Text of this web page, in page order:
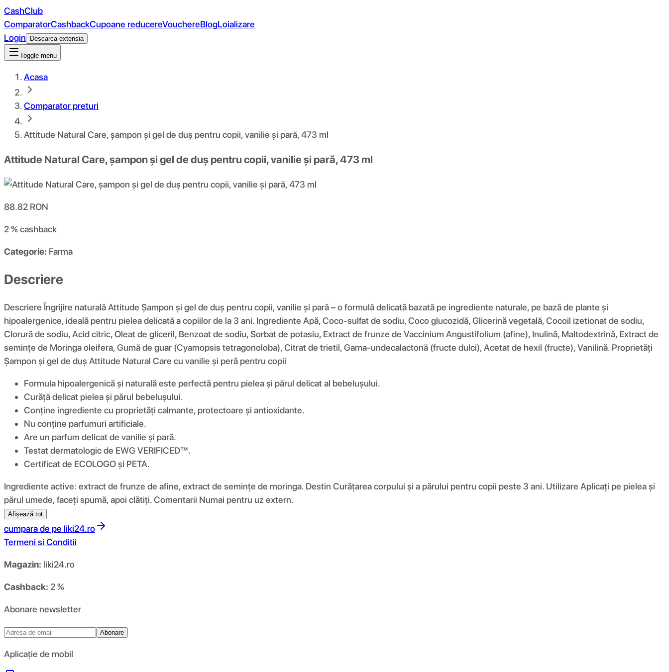
CashClub
ComparatorCashbackCupoane reducereVouchereBlogLoializare
Login
Descarca extensia
Toggle menu
Acasa
Comparator preturi
Attitude Natural Care, șampon și gel de duș pentru copii, vanilie și pară, 473 ml
Attitude Natural Care, șampon și gel de duș pentru copii, vanilie și pară, 473 ml
88.82 RON
2 %cashback
Categorie: Farma
Descriere
Descriere Îngrijire naturală Attitude Șampon și gel de duș pentru copii, vanilie și pară – o formulă delicată bazată pe ingrediente naturale, pe bază de plante și
hipoalergenice, ideală pentru pielea delicată a copiilor de la 3 ani. Ingrediente Apă, Coco-sulfat de sodiu, Coco glucozidă, Glicerină vegetală, Cocoil izetionat de sodiu,
Clorură de sodiu, Acid citric, Oleat de gliceril, Benzoat de sodiu, Sorbat de potasiu, Extract de frunze de Vaccinium Angustifolium (afine), Inulină, Maltodextrină, Extract de
semințe de Moringa oleifera, Gumă de guar (Cyamopsis tetragonoloba), Citrat de trietil, Gama-undecalactonă (fructe dulci), Acetat de hexil (fructe), Vanilină. Proprietăți
Șampon și gel de duș Attitude Natural Care cu vanilie și peră pentru copii
Formula hipoalergenică și naturală este perfectă pentru pielea și părul delicat al bebelușului.
Curăță delicat pielea și părul bebelușului.
Conține ingrediente cu proprietăți calmante, protectoare și antioxidante.
Nu conține parfumuri artificiale.
Are un parfum delicat de vanilie și pară.
Testat dermatologic de EWG VERIFICED™.
Certificat de ECOLOGO și PETA.
Ingrediente active: extract de frunze de afine, extract de semințe de moringa. Destin Curățarea corpului și a părului pentru copii peste 3 ani. Utilizare Aplicați pe pielea și
părul umede, faceți spumă, apoi clătiți. Comentarii Numai pentru uz extern.
Afișează tot
cumpara de pe liki24.ro
Termeni si Conditii
Magazin: liki24.ro
Cashback: 2 %
Abonare newsletter
Abonare
Aplicație de mobil